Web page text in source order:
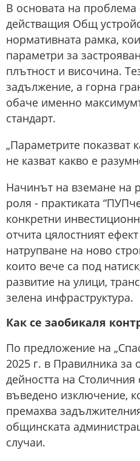
В основата на
действащия Общ
нормативната рамка,
параметри за
плътност и височина.
задължение, а горна
обаче именно
стандарт.
„Параметрите показват
не казват какво е
Начинът на вземане на
роля - практиката
конкретни
отчита цялостният
натрупване на ново
които вече са под
развитие на улици,
зелена инфраструктура.
Как се заобикаля
По предложение на
2025 г. в Правилника за
дейността на
въведено изключение,
премахва
общинската
случаи.